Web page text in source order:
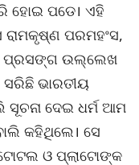
ହୋଇ ପଡେ। ଏହି
ପରମହଂସ,
ପ୍ରସଙ୍ଗ ଉଲ୍ଲେଖ
ଭାରତୀୟ
ଦେଇ ଧର୍ମ ଆମ
କହିଥିଲେ। ସେ
ଓ ପ୍ଲାଟୋଙ୍କ